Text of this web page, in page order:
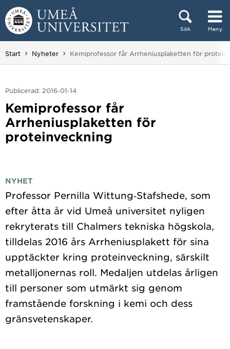
Hoppa direkt till innehållet
Sök Meny
Huvudmenyn dold.
Start Nyheter Du är här:
Kemiprofessor får Arrheniusplaketten för
Publicerad: 2016-01-14
Kemiprofessor får
Arrheniusplaketten för
proteinveckning
NYHET
Professor Pernilla Wittung‐Stafshede, som
efter åtta år vid Umeå universitet nyligen
rekryterats till Chalmers tekniska högskola,
tilldelas 2016 års Arrheniusplakett för sina
upptäckter kring proteinveckning, särskilt
metalljonernas roll. Medaljen utdelas årligen
till personer som utmärkt sig genom
framstående forskning i kemi och dess